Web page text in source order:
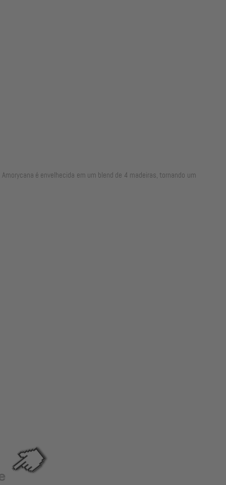
é envelhecida em um blend de 4 madeiras, tornando um